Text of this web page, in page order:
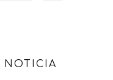
NOTICIA